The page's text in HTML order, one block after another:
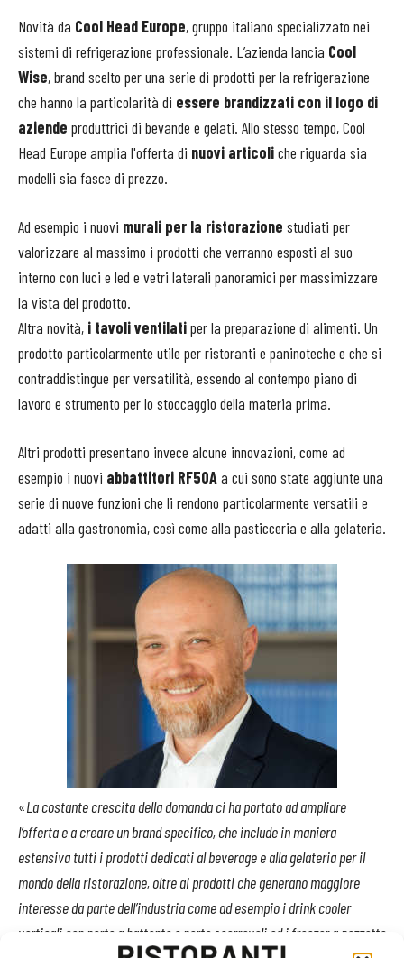
Novità da Cool Head Europe, gruppo italiano specializzato nei
sistemi di refrigerazione professionale. L’azienda lancia Cool
Wise, brand scelto per una serie di prodotti per la refrigerazione
che hanno la particolarità di essere brandizzati con il logo di
aziende produttrici di bevande e gelati. Allo stesso tempo, Cool
Head Europe amplia l'offerta di nuovi articoliche riguarda sia
modelli sia fasce di prezzo.
Ad esempio i nuovi murali per la ristorazione studiati per
valorizzare al massimo i prodotti che verranno esposti al suo
interno con luci e led e vetri laterali panoramici per massimizzare
la vista del prodotto.
Altra novità, i tavoli ventilatiper la preparazione di alimenti. Un
prodotto particolarmente utile per ristoranti e paninoteche e che si
contraddistingue per versatilità, essendo al contempo piano di
lavoro e strumento per lo stoccaggio della materia prima.
Altri prodotti presentano invece alcune innovazioni, come ad
esempio i nuovi abbattitori RF50Aa cui sono state aggiunte una
serie di nuove funzioni che li rendono particolarmente versatili e
adatti alla gastronomia, così come alla pasticceria e alla gelateria.
«La costante crescita della domanda ci ha portato ad ampliare
l’offerta e a creare un brand specifico, che include in maniera
estensiva tutti i prodotti dedicati al beverage e alla gelateria per il
mondo della ristorazione, oltre ai prodotti che generano maggiore
interesse da parte dell’industria come ad esempio i drink cooler
verticali con porte a battente e porte scorrevoli ed i freezer a pozzetto